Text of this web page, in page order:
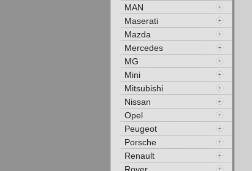
MAN
Maserati
Mazda
Mercedes
MG
Mini
Mitsubishi
Nissan
Opel
Peugeot
Porsche
Renault